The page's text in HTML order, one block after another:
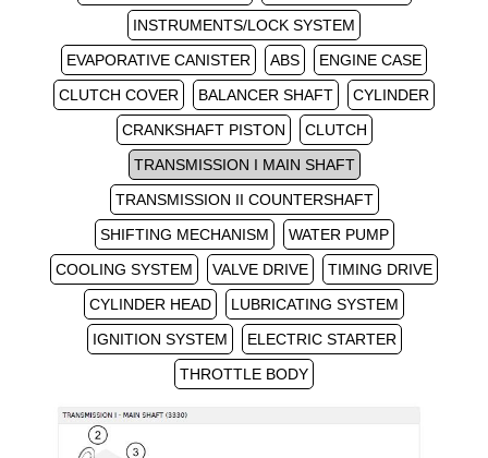
INSTRUMENTS/LOCK SYSTEM
EVAPORATIVE CANISTER
ABS
ENGINE CASE
CLUTCH COVER
BALANCER SHAFT
CYLINDER
CRANKSHAFT PISTON
CLUTCH
TRANSMISSION I MAIN SHAFT
TRANSMISSION II COUNTERSHAFT
SHIFTING MECHANISM
WATER PUMP
COOLING SYSTEM
VALVE DRIVE
TIMING DRIVE
CYLINDER HEAD
LUBRICATING SYSTEM
IGNITION SYSTEM
ELECTRIC STARTER
THROTTLE BODY